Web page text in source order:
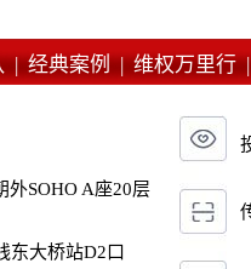
|经典案例 |维权万里
外SOHO A座20层
东大桥站D2口